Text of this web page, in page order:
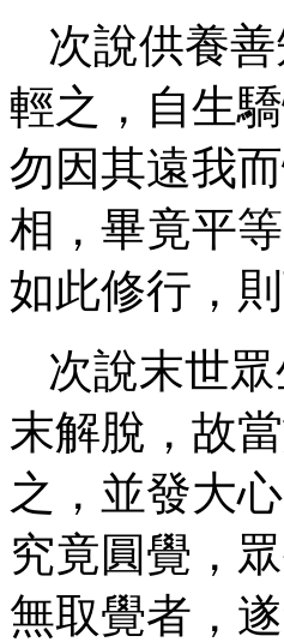
次說供養
輕之，自生
勿因其遠我
相，畢竟平
如此修行，
次說末世
末解脫，故
之，並發大
究竟圓覺，
無取覺者，